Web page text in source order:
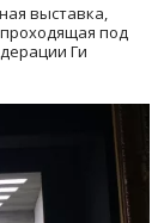
выставка,
под
Ги